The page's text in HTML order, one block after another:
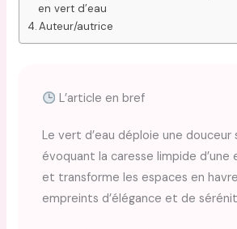
en vert d’eau
Auteur/autrice
L’article en bref
Le vert d’eau déploie une douceur
évoquant la caresse limpide d’une
et transforme les espaces en
empreints d’élégance et de